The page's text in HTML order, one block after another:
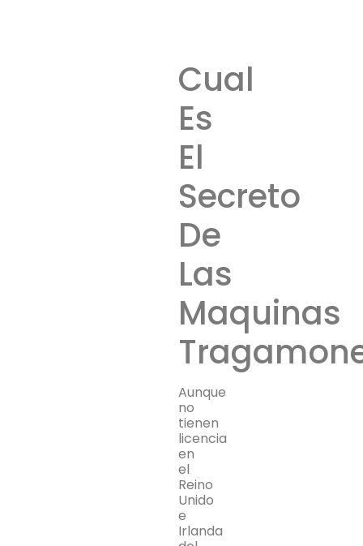
Cual
Es
El
Secreto
De
Las
Maquinas
Aunque
no
tienen
licencia
en
el
Reino
Unido
e
Irlanda